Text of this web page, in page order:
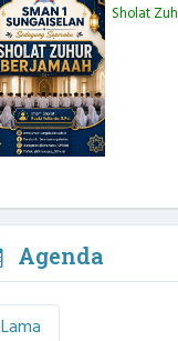
Sholat
Agenda
Lama